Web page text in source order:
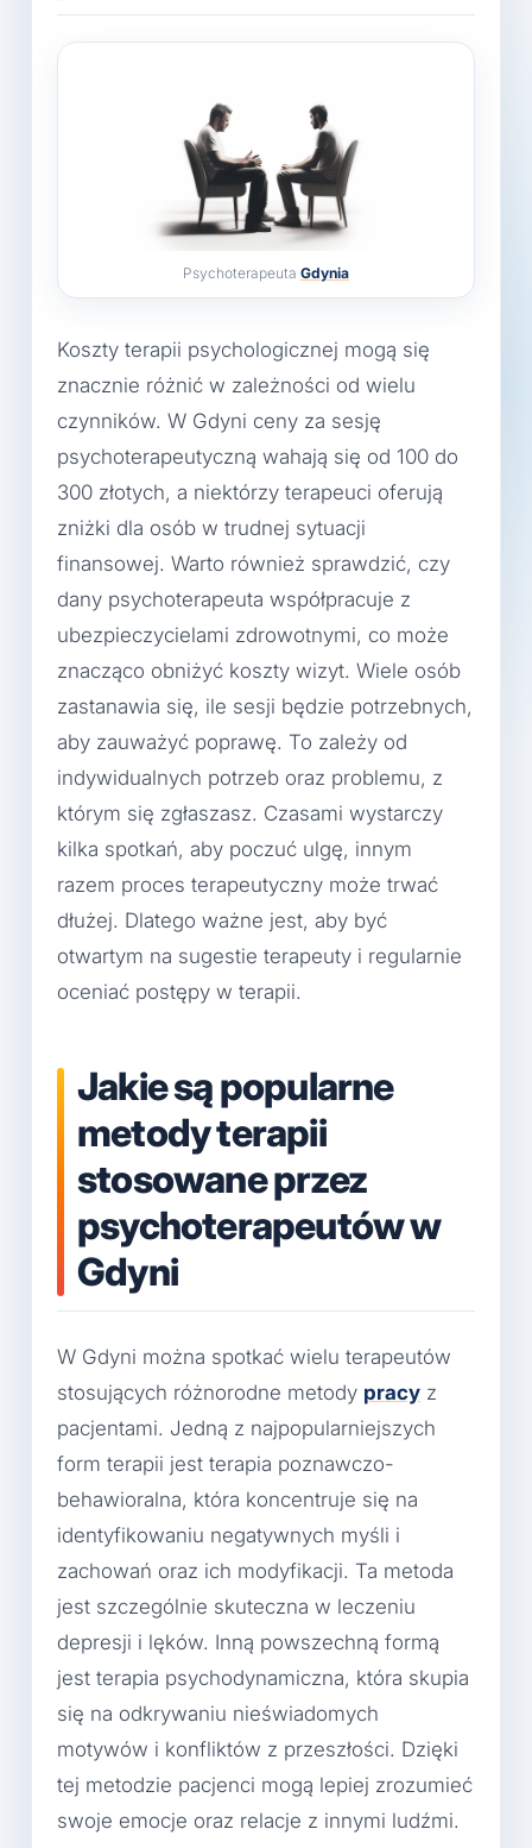
Psychoterapeuta Gdynia
Koszty terapii psychologicznej mogą się
znacznie różnić w zależności od wielu
czynników. W Gdyni ceny za sesję
psychoterapeutyczną wahają się od 100 do
300 złotych, a niektórzy terapeuci oferują
zniżki dla osób w trudnej sytuacji
finansowej. Warto również sprawdzić, czy
dany psychoterapeuta współpracuje z
ubezpieczycielami zdrowotnymi, co może
znacząco obniżyć koszty wizyt. Wiele osób
zastanawia się, ile sesji będzie potrzebnych,
aby zauważyć poprawę. To zależy od
indywidualnych potrzeb oraz problemu, z
którym się zgłaszasz. Czasami wystarczy
kilka spotkań, aby poczuć ulgę, innym
razem proces terapeutyczny może trwać
dłużej. Dlatego ważne jest, aby być
otwartym na sugestie terapeuty i regularnie
oceniać postępy w terapii.
Jakie są popularne
metody terapii
stosowane przez
psychoterapeutów w
Gdyni
W Gdyni można spotkać wielu terapeutów
stosujących różnorodne metody pracy z
pacjentami. Jedną z najpopularniejszych
form terapii jest terapia poznawczo-
behawioralna, która koncentruje się na
identyfikowaniu negatywnych myśli i
zachowań oraz ich modyfikacji. Ta metoda
jest szczególnie skuteczna w leczeniu
depresji i lęków. Inną powszechną formą
jest terapia psychodynamiczna, która skupia
się na odkrywaniu nieświadomych
motywów i konfliktów z przeszłości. Dzięki
tej metodzie pacjenci mogą lepiej zrozumieć
swoje emocje oraz relacje z innymi ludźmi.